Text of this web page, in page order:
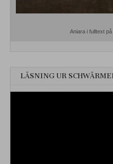
Aniara i fulltext
LÄSNING UR